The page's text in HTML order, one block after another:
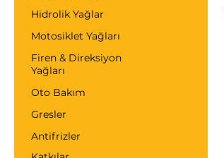
Hidrolik Yağlar
Motosiklet Yağları
Firen & Direksiyon
Yağları
Oto Bakım
Gresler
Antifrizler